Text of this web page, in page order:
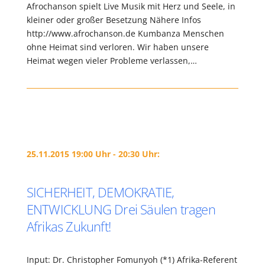
Afrochanson spielt Live Musik mit Herz und Seele, in
kleiner oder großer Besetzung Nähere Infos
http://www.afrochanson.de Kumbanza Menschen
ohne Heimat sind verloren. Wir haben unsere
Heimat wegen vieler Probleme verlassen,…
25.11.2015 19:00 Uhr - 20:30 Uhr:
SICHERHEIT, DEMOKRATIE,
ENTWICKLUNG Drei Säulen tragen
Afrikas Zukunft!
Input: Dr. Christopher Fomunyoh (*1) Afrika-Referent